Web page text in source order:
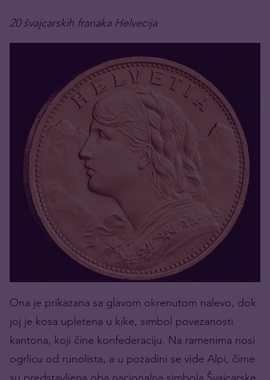
20 švajcarskih franaka Helvecija
Ona je prikazana sa glavom okrenutom nalevo, dok
joj je kosa upletena u kike, simbol povezanosti
kantona, koji čine konfederaciju. Na ramenima nosi
ogrlicu od runolista, a u pozadini se vide Alpi, čime